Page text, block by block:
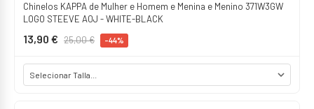
Chinelos KAPPA de Mulher e Homem e Menina e Menino 371W3GW
LOGO STEEVE A0J - WHITE-BLACK
13,90 € 25,00 € -44%